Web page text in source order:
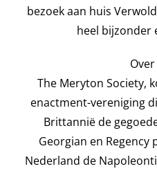
bezoek aan huis
heel bijzonder
Over
The Meryton Society,
enactment-vereniging
Brittannië de
Georgian en Regency
Nederland de